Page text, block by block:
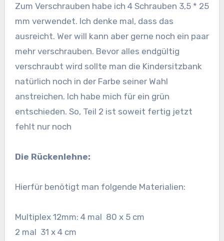
Zum Verschrauben habe ich 4 Schrauben 3,5 * 25
mm verwendet. Ich denke mal, dass das
ausreicht. Wer will kann aber gerne noch ein paar
mehr verschrauben. Bevor alles endgültig
verschraubt wird sollte man die Kindersitzbank
natürlich noch in der Farbe seiner Wahl
anstreichen. Ich habe mich für ein grün
entschieden. So, Teil 2 ist soweit fertig jetzt
fehlt nur noch
Die Rückenlehne:
Hierfür benötigt man folgende Materialien:
Multiplex 12mm: 4 mal 80 x 5 cm
2 mal 31 x 4 cm